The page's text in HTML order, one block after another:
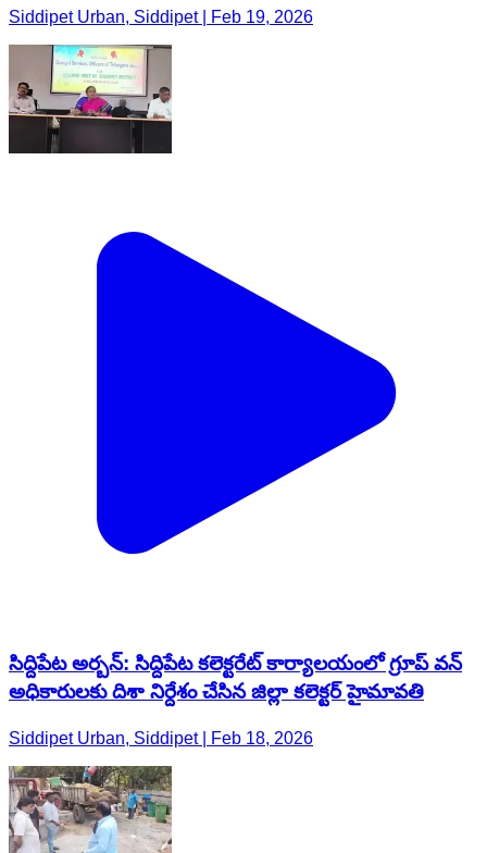
Siddipet Urban, Siddipet | Feb 19, 2026
సిద్దిపేట అర్బన్: సిద్దిపేట కలెక్టరేట్ కార్యాలయంలో గ్రూప్ వన్
అధికారులకు దిశా నిర్దేశం చేసిన జిల్లా కలెక్టర్ హైమావతి
Siddipet Urban, Siddipet | Feb 18, 2026